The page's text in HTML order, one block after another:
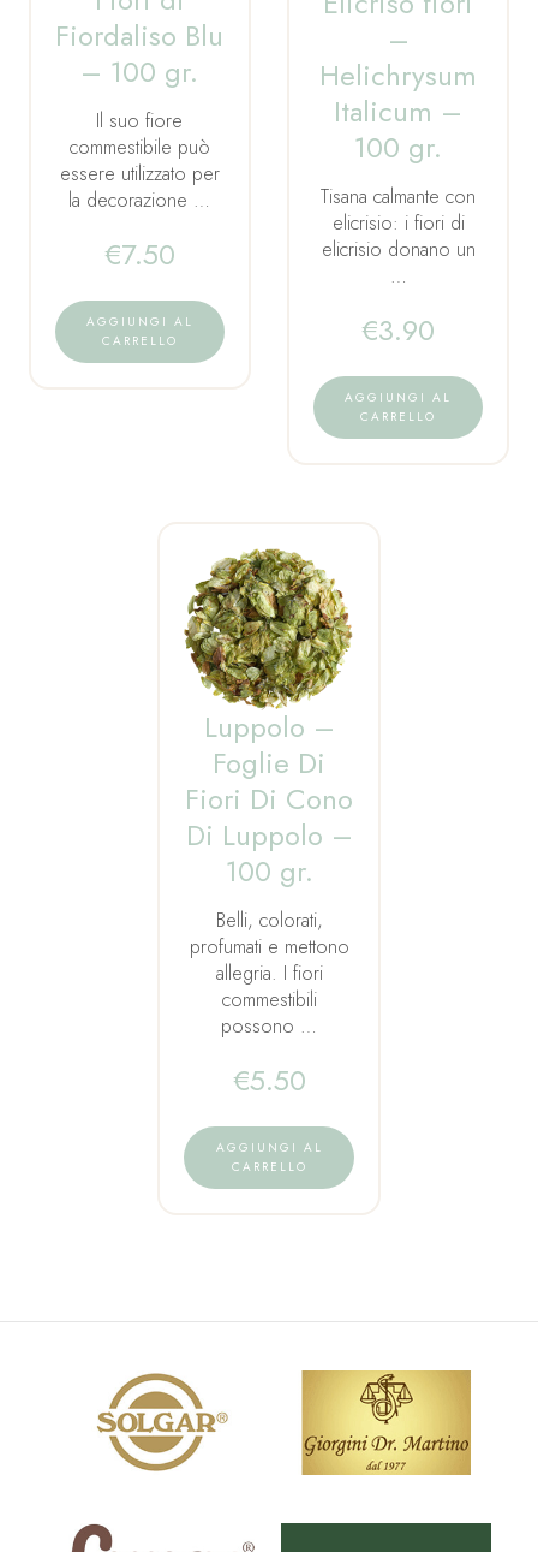
Fiordaliso Blu
– 100 gr.
Il suo fiore
commestibile può
essere utilizzato per
la decorazione …
€7.50
AGGIUNGI AL
CARRELLO
–
Helichrysum
Italicum –
100 gr.
Tisana calmante con
elicrisio: i fiori di
elicrisio donano un
…
€3.90
AGGIUNGI AL
CARRELLO
Luppolo –
Foglie Di
Fiori Di Cono
Di Luppolo –
100 gr.
Belli, colorati,
profumati e mettono
allegria. I fiori
commestibili
possono …
€5.50
AGGIUNGI AL
CARRELLO